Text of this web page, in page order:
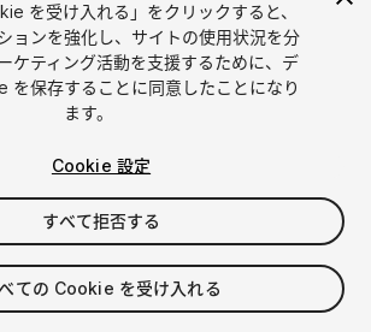
1/ 26
されます
を受け入れる」をクリックすると、
ョンを強化し、サイトの使用状況を分
ケティング活動を支援するために、デ
を保存することに同意したことになり
ます。
Cookie 設定
すべて拒否する
ての Cookie を受け入れる